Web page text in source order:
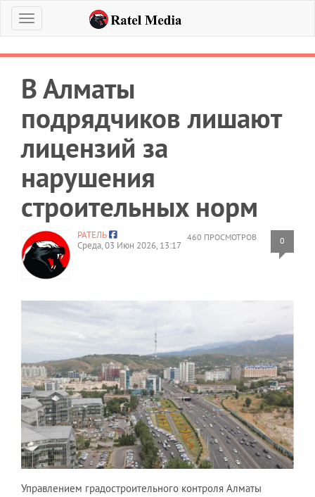
Меню
В Алматы
подрядчиков лишают
лицензий за
нарушения
строительных норм
460 ПРОСМОТРОВ 0
РАТЕЛЬ
Среда, 03 Июн 2026, 13:17
Управлением градостроительного контроля Алматы